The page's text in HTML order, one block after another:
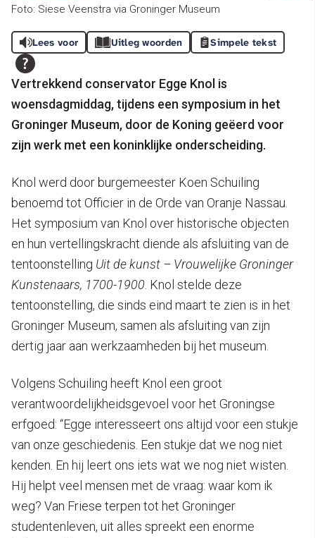
Foto: Siese Veenstra via Groninger Museum
Lees voor Uitleg woorden Simpele tekst
Vertrekkend conservator Egge Knol is
woensdagmiddag, tijdens een symposium in het
Groninger Museum, door de Koning geëerd voor
zijn werk met een koninklijke onderscheiding.
Knol werd door burgemeester Koen Schuiling
benoemd tot Officier in de Orde van Oranje Nassau.
Het symposium van Knol over historische objecten
en hun vertellingskracht diende als afsluiting van de
tentoonstelling Uit de kunst – Vrouwelijke Groninger
Kunstenaars, 1700-1900 . Knol stelde deze
tentoonstelling, die sinds eind maart te zien is in het
Groninger Museum, samen als afsluiting van zijn
dertig jaar aan werkzaamheden bij het museum.
Volgens Schuiling heeft Knol een groot
verantwoordelijkheidsgevoel voor het Groningse
erfgoed: “Egge interesseert ons altijd voor een stukje
van onze geschiedenis. Een stukje dat we nog niet
kenden. En hij leert ons iets wat we nog niet wisten.
Hij helpt veel mensen met de vraag: waar kom ik
weg? Van Friese terpen tot het Groninger
studentenleven, uit alles spreekt een enorme